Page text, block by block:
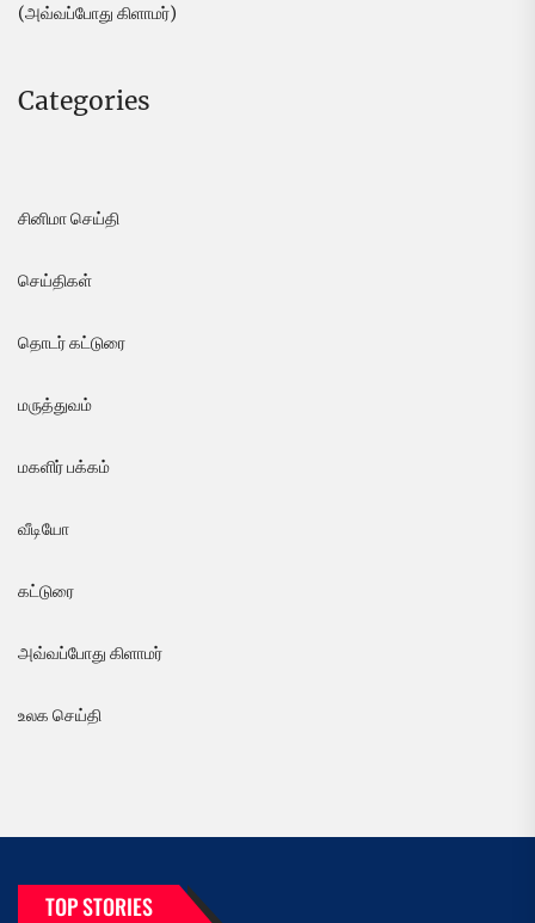
(அவ்வப்போது கிளாமர்)
Categories
சினிமா செய்தி
செய்திகள்
தொடர் கட்டுரை
மருத்துவம்
மகளிர் பக்கம்
வீடியோ
கட்டுரை
அவ்வப்போது கிளாமர்
உலக செய்தி
TOP STORIES